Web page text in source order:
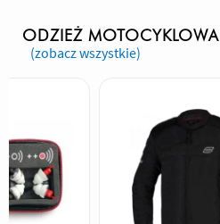
ODZIEŻ MOTOCYKLOWA
(zobacz wszystkie)